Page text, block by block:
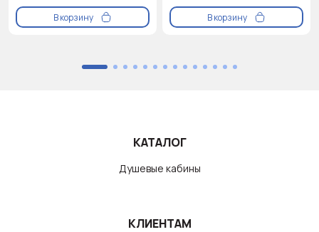
В корзину В корзину
КАТАЛОГ
Душевые кабины
КЛИЕНТАМ